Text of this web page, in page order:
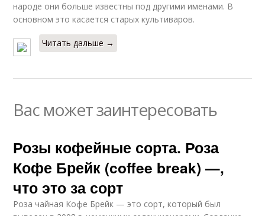
народе они больше известны под другими именами. В
основном это касается старых культиваров.
Читать дальше →
Вас может заинтересовать
Розы кофейные сорта. Роза
Кофе Брейк (coffee break) —,
что это за сорт
Роза чайная Кофе Брейк — это сорт, который был